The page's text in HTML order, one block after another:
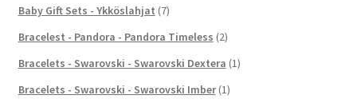
Baby Gift Sets - Ykköslahjat (7)
Bracelest - Pandora - Pandora Timeless (2)
Bracelets - Swarovski - Swarovski Dextera (1)
Bracelets - Swarovski - Swarovski Imber (1)